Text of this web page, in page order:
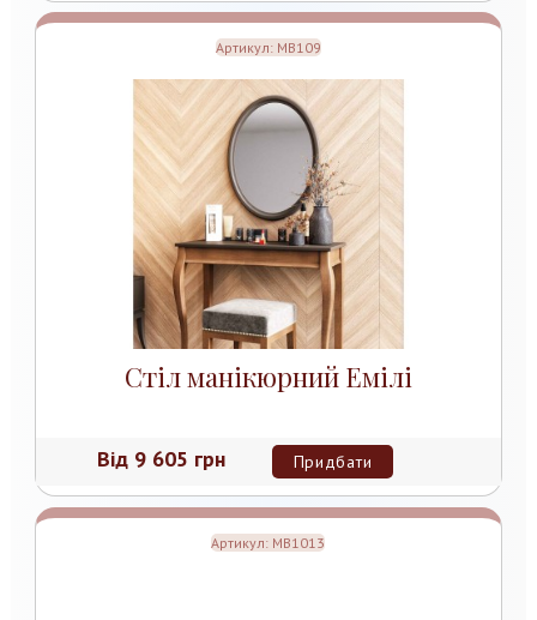
Артикул: MB109
Стіл манікюрний Емілі
Від 9 605 грн Придбати
Артикул: MB1013